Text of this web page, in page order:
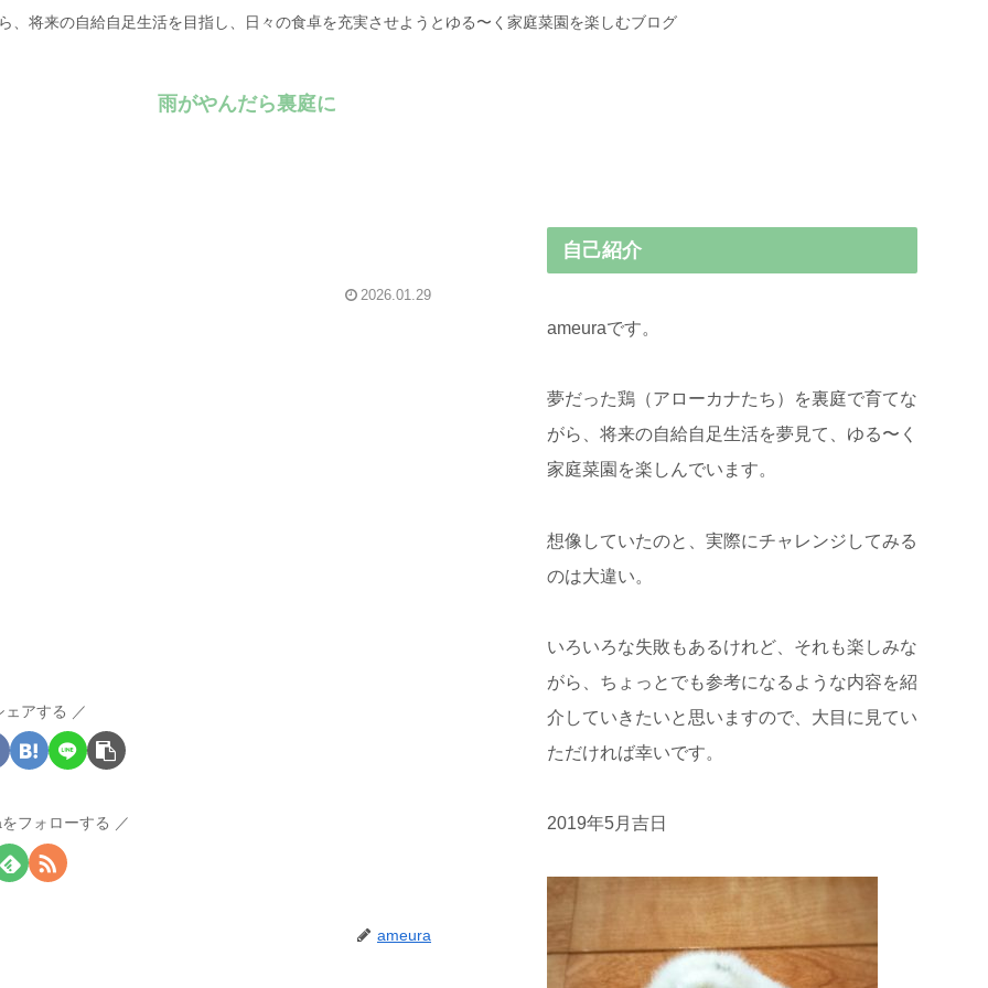
、将来の自給自足生活を目指し、日々の食卓を充実させようとゆる〜く家庭菜園を楽しむブログ
雨がやんだら裏庭に
2026.01.29
ェアする
フォローする
ameura
自己紹介
ameuraです。
夢だった鶏（アローカナたち）を裏庭で育てな
がら、将来の自給自足生活を夢見て、ゆる〜く
家庭菜園を楽しんでいます。
想像していたのと、実際にチャレンジしてみる
のは大違い。
いろいろな失敗もあるけれど、それも楽しみな
がら、ちょっとでも参考になるような内容を紹
介していきたいと思いますので、大目に見てい
ただければ幸いです。
2019年5月吉日